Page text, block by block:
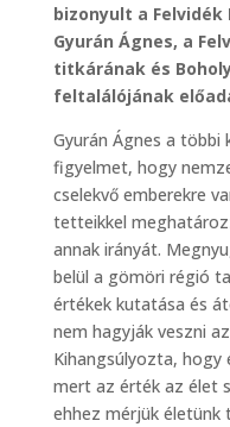
bizonyult a
Gyurán Ágnes, a
titkárának és
feltalálójának
Gyurán Ágnes a
figyelmet, hogy
cselekvő emberekre
tetteikkel
annak irányát.
belül a gömöri régió
értékek kutatása és
nem hagyják veszni
Kihangsúlyozta, hogy
mert az érték az élet
ehhez mérjük